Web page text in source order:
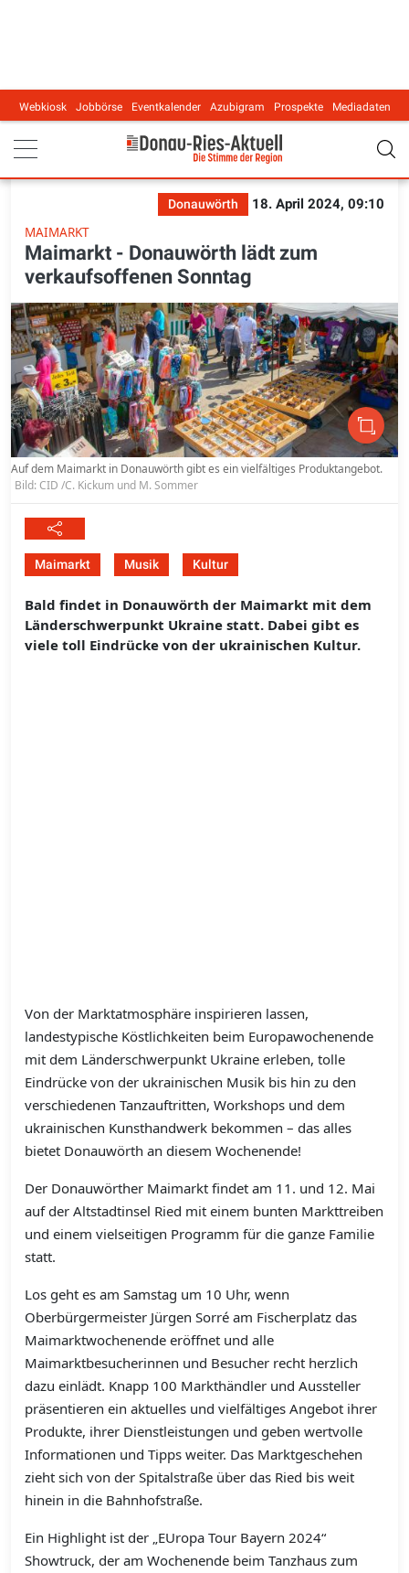
Main navigation
Webkiosk Jobbörse Eventkalender Azubigram Prospekte Mediadaten
Donauwörth
18. April 2024, 09:10
MAIMARKT
Maimarkt - Donauwörth lädt zum
verkaufsoffenen Sonntag
Auf dem Maimarkt in Donauwörth gibt es ein vielfältiges Produktangebot.
Bild: CID /C. Kickum und M. Sommer
Maimarkt Musik Kultur
Bald findet in Donauwörth der Maimarkt mit dem
Länderschwerpunkt Ukraine statt. Dabei gibt es
viele toll Eindrücke von der ukrainischen Kultur.
Von der Marktatmosphäre inspirieren lassen,
landestypische Köstlichkeiten beim Europawochenende
mit dem Länderschwerpunkt Ukraine erleben, tolle
Eindrücke von der ukrainischen Musik bis hin zu den
verschiedenen Tanzauftritten, Workshops und dem
ukrainischen Kunsthandwerk bekommen – das alles
bietet Donauwörth an diesem Wochenende!
Der Donauwörther Maimarkt findet am 11. und 12. Mai
auf der Altstadtinsel Ried mit einem bunten Markttreiben
und einem vielseitigen Programm für die ganze Familie
statt.
Los geht es am Samstag um 10 Uhr, wenn
Oberbürgermeister Jürgen Sorré am Fischerplatz das
Maimarktwochenende eröffnet und alle
Maimarktbesucherinnen und Besucher recht herzlich
dazu einlädt. Knapp 100 Markthändler und Aussteller
präsentieren ein aktuelles und vielfältiges Angebot ihrer
Produkte, ihrer Dienstleistungen und geben wertvolle
Informationen und Tipps weiter. Das Marktgeschehen
zieht sich von der Spitalstraße über das Ried bis weit
hinein in die Bahnhofstraße.
Ein Highlight ist der „EUropa Tour Bayern 2024“
Showtruck, der am Wochenende beim Tanzhaus zum